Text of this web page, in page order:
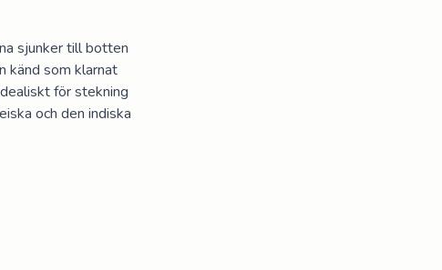
sjunker till botten
känd som klarnat
för stekning
och den indiska